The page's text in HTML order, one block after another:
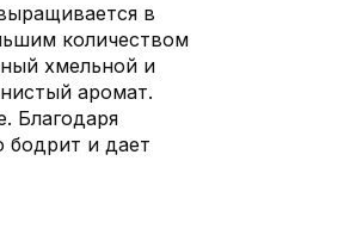
в
количеством
хмельной и
аромат.
Благодаря
бодрит и дает